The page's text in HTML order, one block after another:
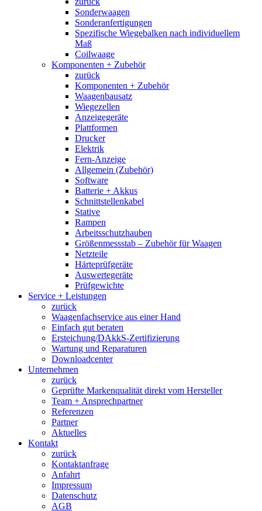
Sonderwaagen
Sonderanfertigungen
Spezifische Wiegebalken nach individuellem
Maß
Coilwaage
Komponenten + Zubehör
zurück
Komponenten + Zubehör
Waagenbausatz
Wiegezellen
Anzeigegeräte
Plattformen
Drucker
Elektrik
Fern-Anzeige
Allgemein (Zubehör)
Software
Batterie + Akkus
Schnittstellenkabel
Stative
Rampen
Arbeitsschutzhauben
Größenmessstab – Zubehör für Waagen
Netzteile
Härteprüfgeräte
Auswertegeräte
Prüfgewichte
Service + Leistungen
zurück
Waagenfachservice aus einer Hand
Einfach gut beraten
Ersteichung/DAkkS-Zertifizierung
Wartung und Reparaturen
Downloadcenter
Unternehmen
zurück
Geprüfte Markenqualität direkt vom Hersteller
Team + Ansprechpartner
Referenzen
Partner
Aktuelles
Kontakt
zurück
Kontaktanfrage
Anfahrt
Impressum
Datenschutz
AGB